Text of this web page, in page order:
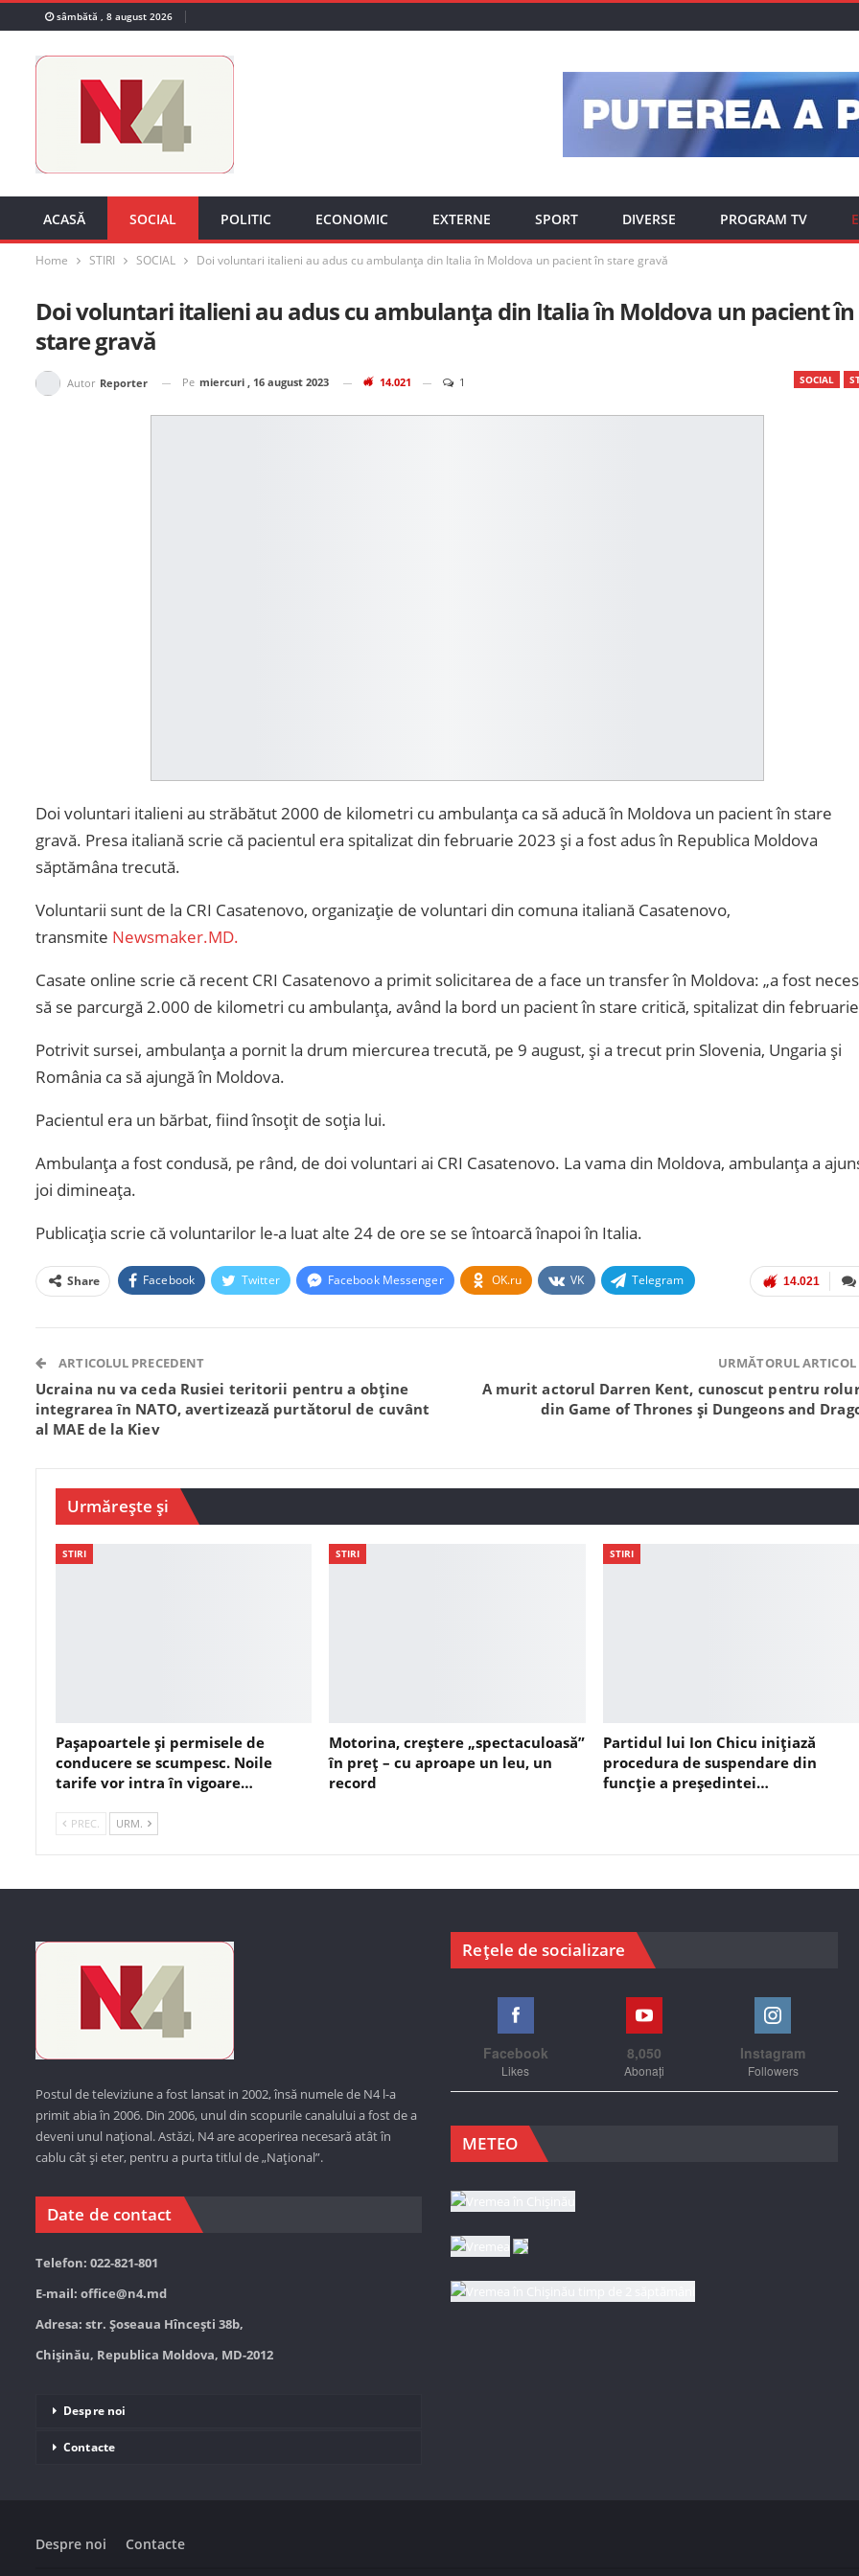
sâmbătă , 8 august 2026
ACASĂ SOCIAL POLITIC ECONOMIC EXTERNE SPORT DIVERSE PROGRAM TV
Home STIRI SOCIAL Doi voluntari italieni au adus cu ambulanța din Italia în Moldova un pacient în stare gravă
Doi voluntari italieni au adus cu ambulanța din Italia în Moldova un pacient în
stare gravă
SOCIAL
Autor Reporter Pe miercuri , 16 august 2023 14.021 1
Doi voluntari italieni au străbătut 2000 de kilometri cu ambulanța ca să aducă în Moldova un pacient în stare
gravă. Presa italiană scrie că pacientul era spitalizat din februarie 2023 și a fost adus în Republica Moldova
săptămâna trecută.
Voluntarii sunt de la CRI Casatenovo, organizație de voluntari din comuna italiană Casatenovo,
transmite Newsmaker.MD.
Casate online scrie că recent CRI Casatenovo a primit solicitarea de a face un transfer în Moldova: „a fost
să se parcurgă 2.000 de kilometri cu ambulanța, având la bord un pacient în stare critică, spitalizat din
Potrivit sursei, ambulanța a pornit la drum miercurea trecută, pe 9 august, și a trecut prin Slovenia, Ungaria și
România ca să ajungă în Moldova.
Pacientul era un bărbat, fiind însoțit de soția lui.
Ambulanța a fost condusă, pe rând, de doi voluntari ai CRI Casatenovo. La vama din Moldova, ambulanța a
joi dimineața.
Publicația scrie că voluntarilor le-a luat alte 24 de ore se se întoarcă înapoi în Italia.
14.021
Share Facebook Twitter Facebook Messenger OK.ru VK Telegram
ARTICOLUL PRECEDENT
Ucraina nu va ceda Rusiei teritorii pentru a obţine
integrarea în NATO, avertizează purtătorul de cuvânt
al MAE de la Kiev
URMĂTORUL ARTICOL
A murit actorul Darren Kent, cunoscut pentru
din Game of Thrones și Dungeons and
Urmărește și
STIRI
Pașapoartele și permisele de
conducere se scumpesc. Noile
tarife vor intra în vigoare…
STIRI
Motorina, creștere „spectaculoasă”
în preț – cu aproape un leu, un
record
STIRI
Partidul lui Ion Chicu inițiază
procedura de suspendare din
funcție a președintei…
PREC. URM.
Postul de televiziune a fost lansat in 2002, însă numele de N4 l-a
primit abia în 2006. Din 2006, unul din scopurile canalului a fost de a
deveni unul național. Astăzi, N4 are acoperirea necesară atât în
cablu cât și eter, pentru a purta titlul de „Național”.
Date de contact
Telefon: 022-821-801
E-mail: office@n4.md
Adresa: str. Șoseaua Hînceşti 38b,
Chișinău, Republica Moldova, MD-2012
Despre noi
Contacte
Rețele de socializare
Facebook
Likes
8,050
Abonați
Instagram
Followers
METEO
Despre noi Contacte